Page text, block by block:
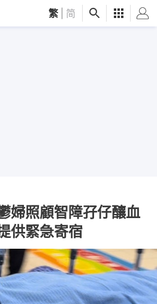
繁 简
婦照顧智障孖仔釀血
供緊急寄宿